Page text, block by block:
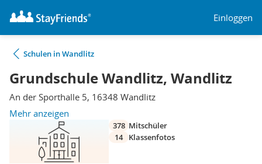
Einloggen
Schulen in Wandlitz
Grundschule Wandlitz, Wandlitz
An der Sporthalle 5, 16348 Wandlitz
Mehr anzeigen
378 Mitschüler
14
Klassenfotos